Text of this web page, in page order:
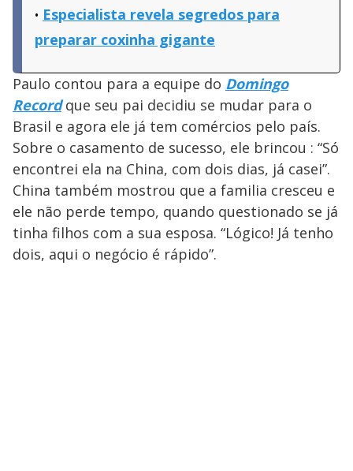
Especialista revela segredos para
preparar coxinha gigante
Paulo contou para a equipe do Domingo
Recordque seu pai decidiu se mudar para o
Brasil e agora ele já tem comércios pelo país.
Sobre o casamento de sucesso, ele brincou : “Só
encontrei ela na China, com dois dias, já casei”.
China também mostrou que a familia cresceu e
ele não perde tempo, quando questionado se já
tinha filhos com a sua esposa. “Lógico! Já tenho
dois, aqui o negócio é rápido”.